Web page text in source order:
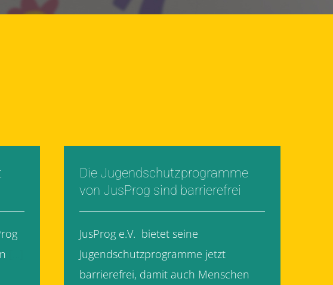
Die Jugendschutzprogramme
von JusProg sind barrierefrei
JusProg e.V. bietet seine
Jugendschutzprogramme jetzt
barrierefrei, damit auch Menschen